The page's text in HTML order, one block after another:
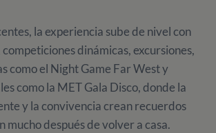
la experiencia sube de nivel con
dinámicas, excursiones,
como el Night Game Far West y
como la MET Gala Disco, donde la
y la convivencia crean recuerdos
mucho después de volver a casa.